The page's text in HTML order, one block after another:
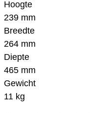
Hoogte
239 mm
Breedte
264 mm
Diepte
465 mm
Gewicht
11 kg